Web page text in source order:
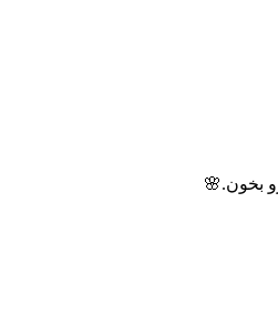
بخون.🌸